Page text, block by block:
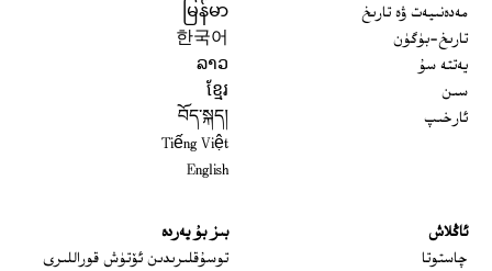
مەدەنىيەت ۋە تارىخ
تارىخ-بۈگۈن
يەتتە سۇ
سىن
ئارخىپ
မြန်မာ
한국어
ລາວ
ខ្មែរ
བོད་སྐད།
Tiếng Việt
English
ئاڭلاش
چاستوتا
بىز بۇ يەردە
توسۇقلىرىدىن ئۆتۈش قوراللىرى